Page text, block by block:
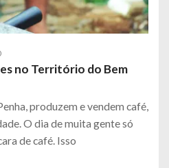
no Território do Bem
produzem e vendem café,
O dia de muita gente só
de café. Isso